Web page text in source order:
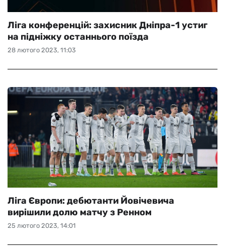
28 лютого 2023, 11:03
Ліга конференцій: захисник Дніпра-1 устиг
на підніжку останнього поїзда
25 лютого 2023, 14:01
Ліга Європи: дебютанти Йовічевича
вирішили долю матчу з Ренном